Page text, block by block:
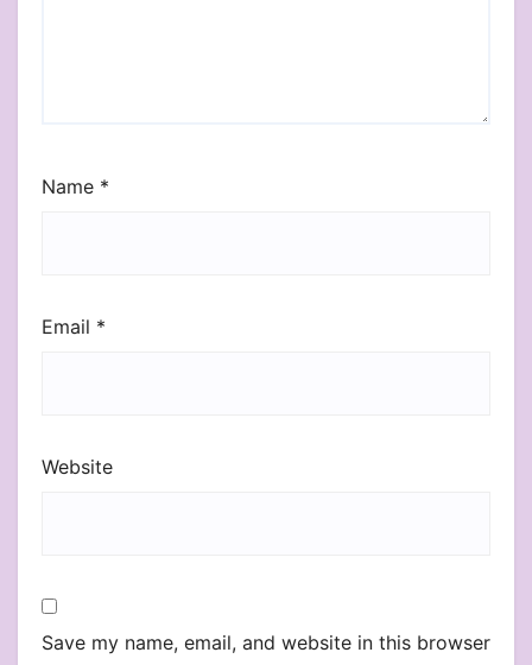
Name *
Email *
Website
Save my name, email, and website in this browser